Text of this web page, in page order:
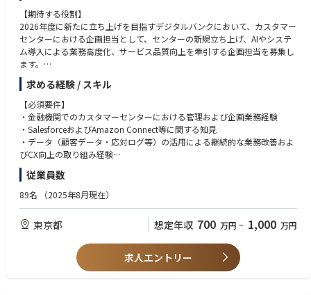
【期待する役割】
2026年度に新たに立ち上げを目指すデジタルバンクにおいて、カスタマー
センターにおける企画担当として、センターの新規立ち上げ、AIやシステ
ム導入による業務高度化、サービス品質向上を牽引する企画担当を募集し
ます。
デジタルバンクにおけるカスタマーセンター領域は、単なる応対窓口では
なく、重要な顧客接点でありお客様の声が集まるデータ基盤です。
本ポジションでは、SalesforceやAmazon Connectをはじめとするコール
センターシステムの最適化や、AIなどの最新テクノロジーを駆使した顧客
体験の向上を牽引していただきます。
また、常に“ユーザーと共に、アップデートし続ける銀行“として、VOCを
とを期待しています。
【業務内容】
カスタマーセンター立ち上げ・運用整備
開業に向けたカスタマーセンター立ち上げと各種運用整備
トークスクリプト・マニュアル整備・企画改善
システム開発・AI活用推進
求める経験 / スキル
【必須要件】
・金融機関でのカスタマーセンターにおける管理および企画業務経験
・SalesforceおよびAmazon Connect等に関する知見
・データ（顧客データ・応対ログ等）の活用による継続的な業務改善およ
びCX向上の取り組み経験
【歓迎要件】
・SalesforceおよびAmazon Connect等のカスタマイズ経験
従業員数
89名 （2025年8月現在）
東京都 想定年収 700 万円 ~ 1,000 万円
求人エントリー